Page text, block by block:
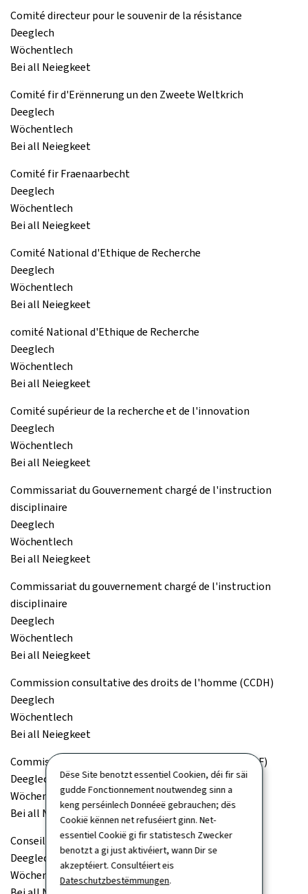
Dëse Site benotzt essentiel Cookien, déi fir säi
gudde Fonctionnement noutwendeg sinn a
keng perséinlech Donnéeë gebrauchen; dës
Cookië kënnen net refuséiert ginn. Net-
essentiel Cookië gi fir statistesch Zwecker
benotzt a gi just aktivéiert, wann Dir se
akzeptéiert. Consultéiert eis
Dateschutzbestëmmungen.
Comité directeur pour le souvenir de la résistance
Deeglech
Wöchentlech
Bei all Neiegkeet
Comité fir d'Erënnerung un den Zweete Weltkrich
Deeglech
Wöchentlech
Bei all Neiegkeet
Comité fir Fraenaarbecht
Deeglech
Wöchentlech
Bei all Neiegkeet
Comité National d'Ethique de Recherche
Deeglech
Wöchentlech
Bei all Neiegkeet
comité National d'Ethique de Recherche
Deeglech
Wöchentlech
Bei all Neiegkeet
Comité supérieur de la recherche et de l'innovation
Deeglech
Wöchentlech
Bei all Neiegkeet
Commissariat du Gouvernement chargé de l'instruction
disciplinaire
Deeglech
Wöchentlech
Bei all Neiegkeet
Commissariat du gouvernement chargé de l'instruction
disciplinaire
Deeglech
Wöchentlech
Bei all Neiegkeet
Commission consultative des droits de l'homme (CCDH)
Deeglech
Wöchentlech
Bei all Neiegkeet
Commission de surveillance du secteur financier (CSSF)
Deeglech
Wöchentlech
Bei all Neiegkeet
Conseil de la concurrence
Deeglech
Wöchentlech